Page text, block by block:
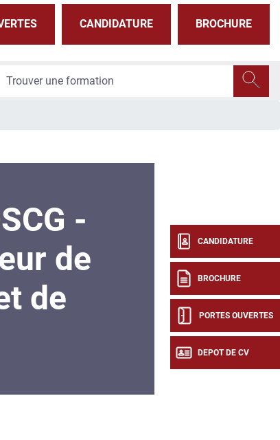
CANDIDATURE BROCHURE
CANDIDATURE
BROCHURE
PORTES OUVERTES
DEPOT DE CV
-
de
de